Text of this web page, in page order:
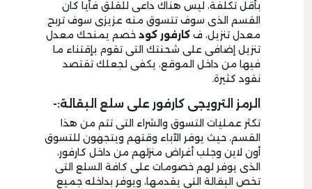
بأقل تكلفة، ليس هناك داعى للقلق فأياً كان
القسم الذى سوف تتسوق منه عزيزى سوف تربح
معدل تنزيل، ف كارفور كود خصم يمنحك معدل
تنزيل إضافى على شحنتك التى تقوم بإقتناء ما
فيها من داخل الموقع، يكفى لجعلك تقتصد
نقود كثيرة.
الرمز الترويجى كارفور على سلع البقالة:-
تكثر عمليات التسوق والشراء التى تتم من هذا
القسم، حيث يوفر الآباء وقتهم ويتجهون للتسوق
أون لاين وجلب أغراض منزلهم من داخل كارفور،
الذى يوفر لهم خصومات على كافة السلع التى
تخص البقالة التى يقدمها، ويوفر بداخله جميع